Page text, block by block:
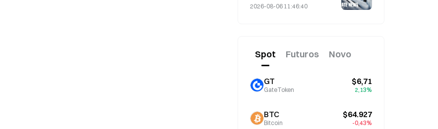
uma alta de 3,12%,
2026-08-06 11:46:40
Spot Futuros Novo
GT
GateToken
$6,71
2,13%
BTC
Bitcoin
$64.927
-0,43%